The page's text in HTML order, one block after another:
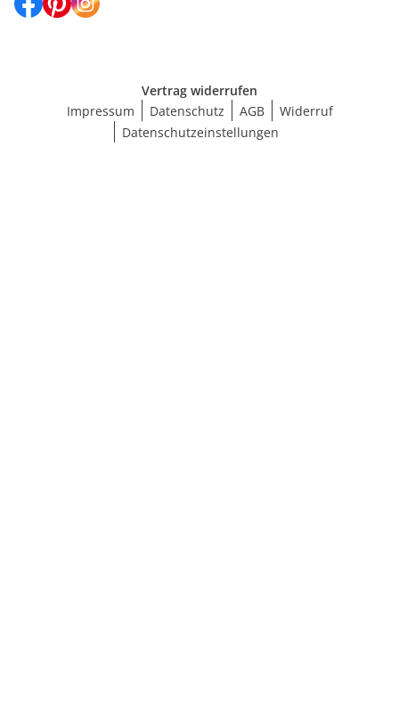
Vertrag widerrufen
Impressum
Datenschutz AGB
Widerruf
Datenschutzeinstellungen